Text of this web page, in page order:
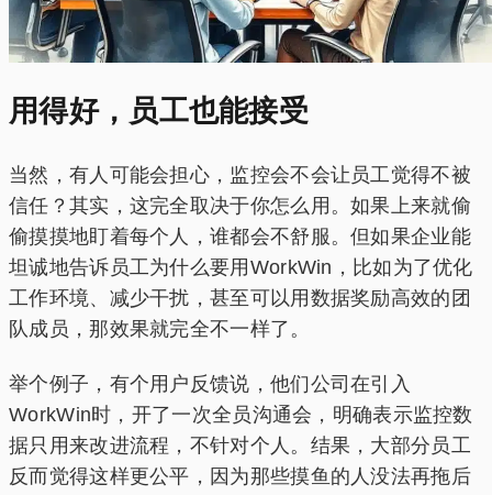
用得好，员工也能接受
当然，有人可能会担心，监控会不会让员工觉得不被
信任？其实，这完全取决于你怎么用。如果上来就偷
偷摸摸地盯着每个人，谁都会不舒服。但如果企业能
坦诚地告诉员工为什么要用WorkWin，比如为了优化
工作环境、减少干扰，甚至可以用数据奖励高效的团
队成员，那效果就完全不一样了。
举个例子，有个用户反馈说，他们公司在引入
WorkWin时，开了一次全员沟通会，明确表示监控数
据只用来改进流程，不针对个人。结果，大部分员工
反而觉得这样更公平，因为那些摸鱼的人没法再拖后